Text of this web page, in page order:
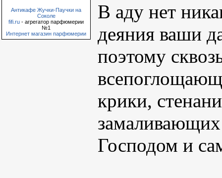
Антикафе Жучки-Паучки на
Соколе
fifi.ru - агрегатор парфюмерии
№1
Интернет магазин парфюмерии
В аду нет
деяния ваши
поэтому
крики,
Господом и